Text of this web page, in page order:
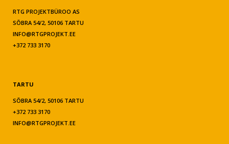
RTG PROJEKTBÜROO AS
SÕBRA 54/2, 50106 TARTU
INFO@RTGPROJEKT.EE
+372 733 3170
TARTU
SÕBRA 54/2, 50106 TARTU
+372 733 3170
INFO@RTGPROJEKT.EE